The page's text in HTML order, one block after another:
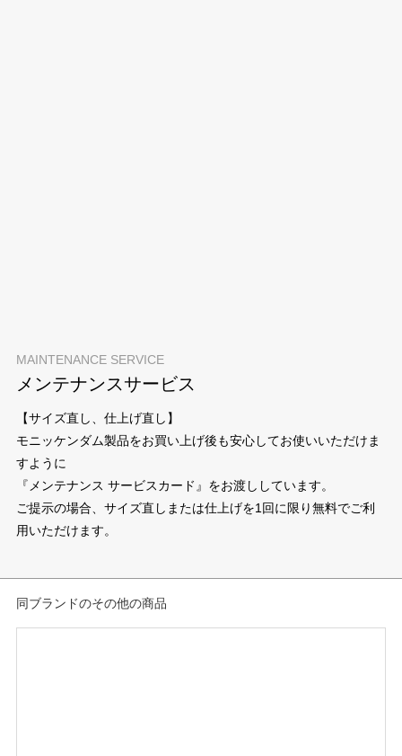
MAINTENANCE SERVICE
メンテナンスサービス
【サイズ直し、仕上げ直し】
モニッケンダム製品をお買い上げ後も安心してお使いいただけま
すように
『メンテナンス サービスカード』をお渡ししています。
ご提示の場合、サイズ直しまたは仕上げを1回に限り無料でご利
用いただけます。
同ブランドのその他の商品